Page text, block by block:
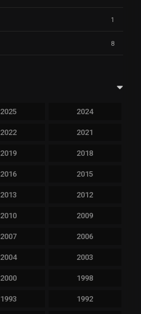
1
8
2025 2024
2022 2021
2019 2018
2016 2015
2013 2012
2010 2009
2007 2006
2004 2003
2000 1998
1993 1992